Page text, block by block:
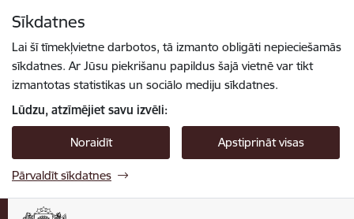
Sīkdatnes
Lai šī tīmekļvietne darbotos, tā izmanto obligāti nepieciešamās
sīkdatnes. Ar Jūsu piekrišanu papildus šajā vietnē var tikt
izmantotas statistikas un sociālo mediju sīkdatnes.
Lūdzu, atzīmējiet savu izvēli:
Noraidīt Apstiprināt visas
Pārvaldīt sīkdatnes